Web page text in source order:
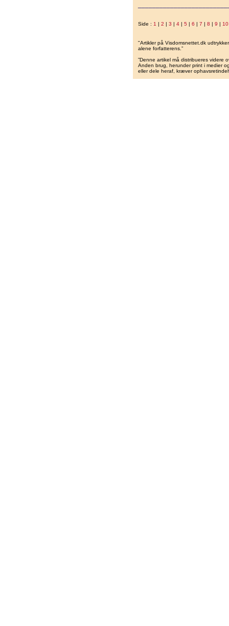
Side : 1 | 2 | 3 | 4 | 5 | 6 | 7 | 8 | 9 | 10
"Artikler på Visdomsnettet.dk
alene forfatterens.”
”Denne artikel må distribueres videre
Anden brug, herunder print i medier
eller dele heraf, kræver